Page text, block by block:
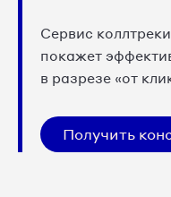
Сервис
покажет
в разрезе «от
Получить